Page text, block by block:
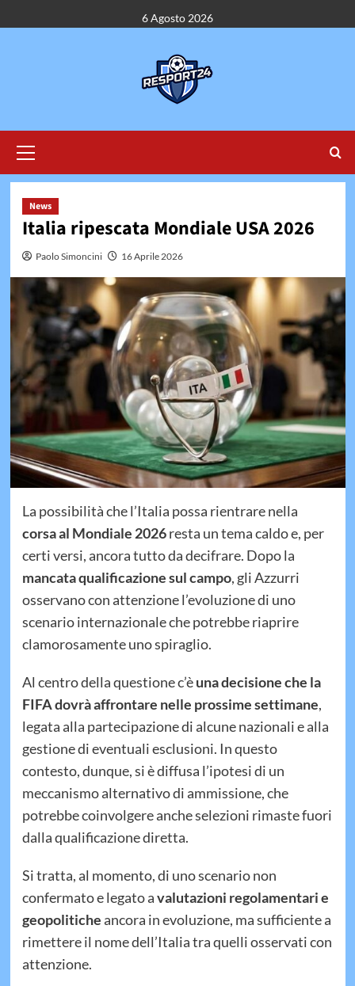
al
6 Agosto 2026
principale
News
Italia ripescata Mondiale USA 2026
Paolo Simoncini 16 Aprile 2026
La possibilità che l’Italia possa rientrare nella
corsa al Mondiale 2026resta un tema caldo e, per
certi versi, ancora tutto da decifrare. Dopo la
mancata qualificazione sul campo, gli Azzurri
osservano con attenzione l’evoluzione di uno
scenario internazionale che potrebbe riaprire
clamorosamente uno spiraglio.
Al centro della questione c’èuna decisione che la
FIFA dovrà affrontare nelle prossime settimane,
legata alla partecipazione di alcune nazionali e alla
gestione di eventuali esclusioni. In questo
contesto, dunque, si è diffusa l’ipotesi di un
meccanismo alternativo di ammissione, che
potrebbe coinvolgere anche selezioni rimaste fuori
dalla qualificazione diretta.
Si tratta, al momento, di uno scenario non
confermato e legato avalutazioni regolamentari e
geopoliticheancora in evoluzione, ma sufficiente a
rimettere il nome dell’Italia tra quelli osservati con
attenzione.